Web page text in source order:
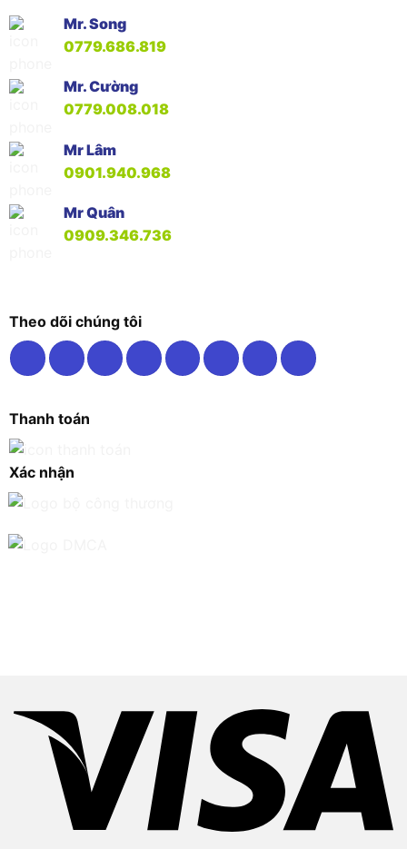
Mr. Song
0779.686.819
Mr. Cường
0779.008.018
Mr Lâm
0901.940.968
Mr Quân
0909.346.736
Theo dõi chúng tôi
Thanh toán
Xác nhận